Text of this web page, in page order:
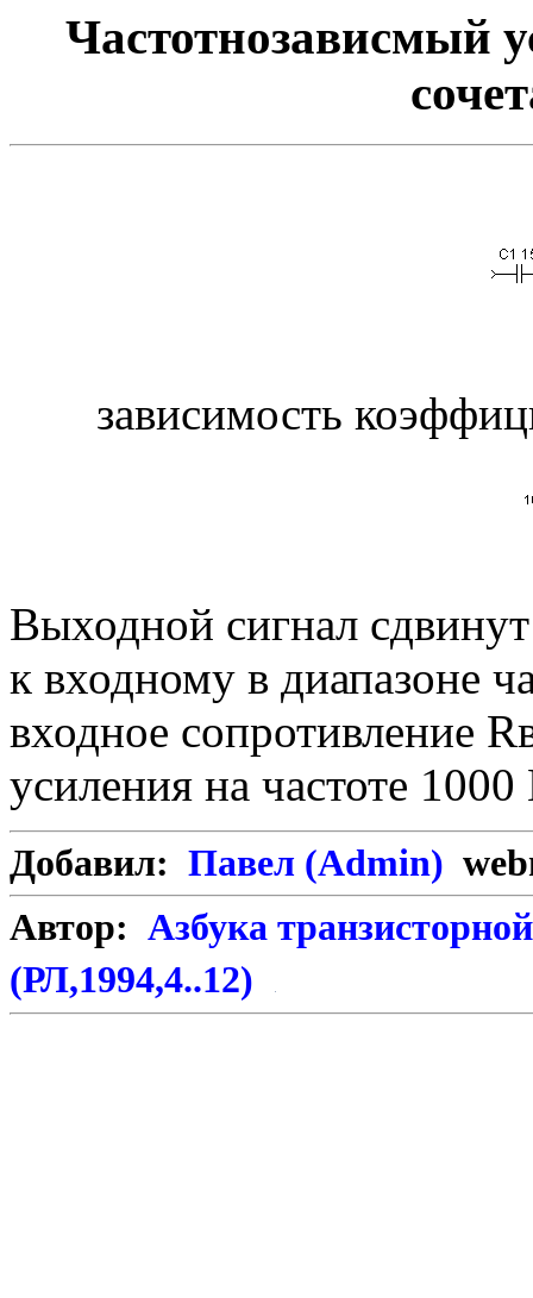
Частотнозависмый
зависимость
Выходной сигнал
к входному в диапазоне
входное сопротивление
усиления на частоте
Добавил: Павел (Admin)
Автор: Азбука
(РЛ,1994,4..12)